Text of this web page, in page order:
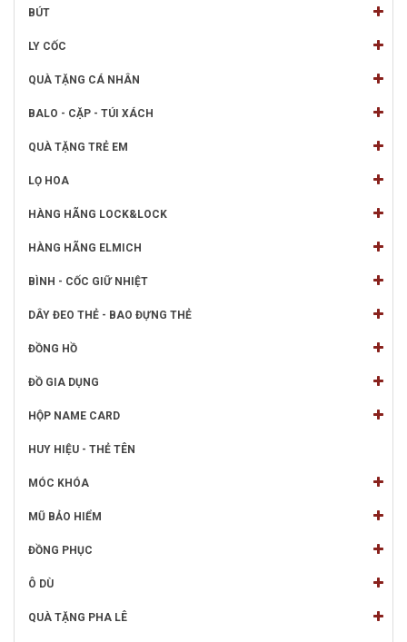
BÚT
LY CỐC
QUÀ TẶNG CÁ NHÂN
BALO - CẶP - TÚI XÁCH
QUÀ TẶNG TRẺ EM
LỌ HOA
HÀNG HÃNG LOCK&LOCK
HÀNG HÃNG ELMICH
BÌNH - CỐC GIỮ NHIỆT
DÂY ĐEO THẺ - BAO ĐỰNG THẺ
ĐỒNG HỒ
ĐỒ GIA DỤNG
HỘP NAME CARD
HUY HIỆU - THẺ TÊN
MÓC KHÓA
MŨ BẢO HIỂM
ĐỒNG PHỤC
Ô DÙ
QUÀ TẶNG PHA LÊ